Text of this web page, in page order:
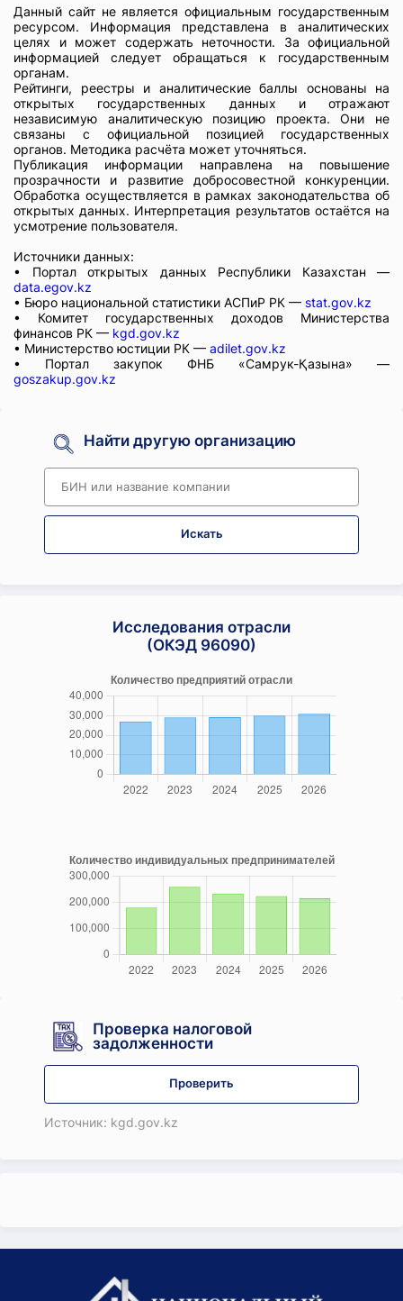
Данный сайт не является официальным государственным
ресурсом. Информация представлена в аналитических
целях и может содержать неточности. За официальной
информацией следует обращаться к государственным
органам.
Рейтинги, реестры и аналитические баллы основаны на
открытых государственных данных и отражают
независимую аналитическую позицию проекта. Они не
связаны с официальной позицией государственных
органов. Методика расчёта может уточняться.
Публикация информации направлена на повышение
прозрачности и развитие добросовестной конкуренции.
Обработка осуществляется в рамках законодательства об
открытых данных. Интерпретация результатов остаётся на
усмотрение пользователя.
Источники данных:
• Портал открытых данных Республики Казахстан —
data.egov.kz
• Бюро национальной статистики АСПиР РК — stat.gov.kz
• Комитет государственных доходов Министерства
финансов РК — kgd.gov.kz
• Министерство юстиции РК — adilet.gov.kz
• Портал закупок ФНБ «Самрук-Қазына» —
goszakup.gov.kz
Найти другую организацию
Искать
Исследования отрасли
(ОКЭД 96090)
Проверка налоговой
задолженности
Проверить
Источник: kgd.gov.kz